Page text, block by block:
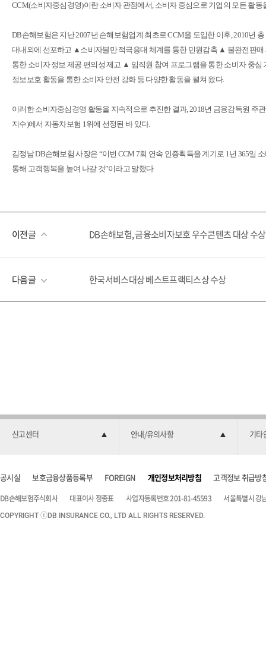
CCM(소비자중심경영)이란 소비자 관점에서, 소비자 중심으로 기업의 모든 활
DB손해보험은 지난 2007년 손해보험업계 최초로 CCM을 도입한 이후, 2010년
대내외에 선포하고 ▲소비자불만 적극응대 체계를 통한 민원감축 ▲ 불완전판
통한 소비자 정보 제공 편의성 제고 ▲ 임직원 참여 프로그램을 통한 소비자 중
정보보호 활동을 통한 소비자 안전 강화 등 다양한 활동을 펼쳐 왔다.
이러한 소비자중심경영 활동을 지속적으로 추진한 결과, 2018년 금융감독원 주
지수)에서 자동차보험 1위에 선정된 바 있다.
김정남 DB손해보험 사장은 “이번 CCM 7회 연속 인증획득을 계기로 1년 365
통해 고객행복을 높여 나갈 것”이라고 말했다.
이전글 DB손해보험, 금융소비자보호 우수콘텐츠 대상 수상
다음글 한국서비스대상 베스트프랙티스상 수상
신고센터 안내/유의사항 기타
공시실 보호금융상품등록부 FOREIGN 개인정보처리방침 고객정보 취급방
DB손해보험주식회사 대표이사 정종표 사업자등록번호 201-81-45593 서울특별시 강
COPYRIGHT ⓒDB INSURANCE CO., LTD ALL RIGHTS RESERVED.